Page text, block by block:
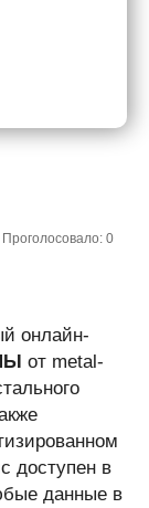
Проголосовало: 0
онлайн-
от metal-
доступен в
данные в